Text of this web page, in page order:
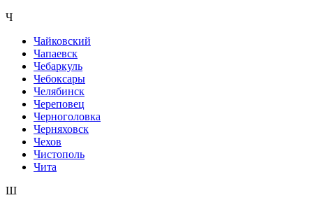
Ч
Чайковский
Чапаевск
Чебаркуль
Чебоксары
Челябинск
Череповец
Черноголовка
Черняховск
Чехов
Чистополь
Чита
Ш